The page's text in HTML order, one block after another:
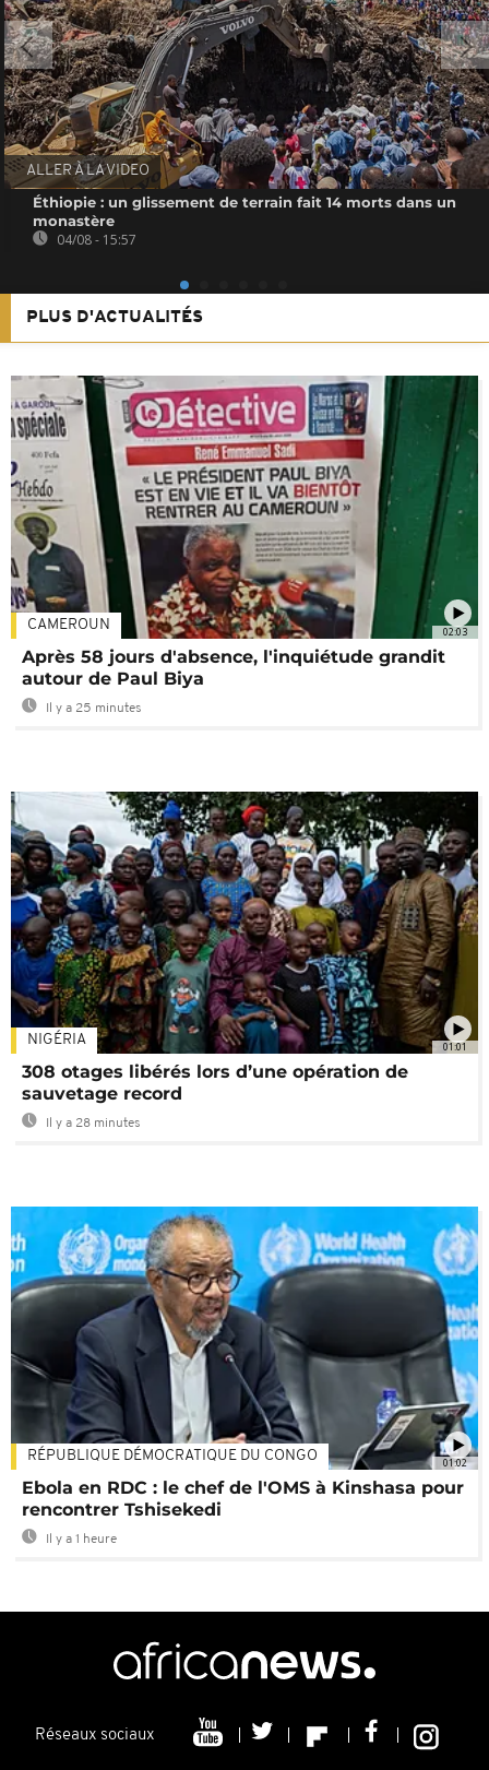
ALLER À LA VIDEO
Éthiopie : un glissement de terrain fait 14 morts dans un
monastère
04/08 - 15:57
PLUS D'ACTUALITÉS
02:03
CAMEROUN
Après 58 jours d'absence, l'inquiétude grandit
autour de Paul Biya
Il y a 25 minutes
01:01
NIGÉRIA
308 otages libérés lors d’une opération de
sauvetage record
Il y a 28 minutes
01:02
RÉPUBLIQUE DÉMOCRATIQUE DU CONGO
Ebola en RDC : le chef de l'OMS à Kinshasa pour
rencontrer Tshisekedi
Il y a 1 heure
Réseaux sociaux